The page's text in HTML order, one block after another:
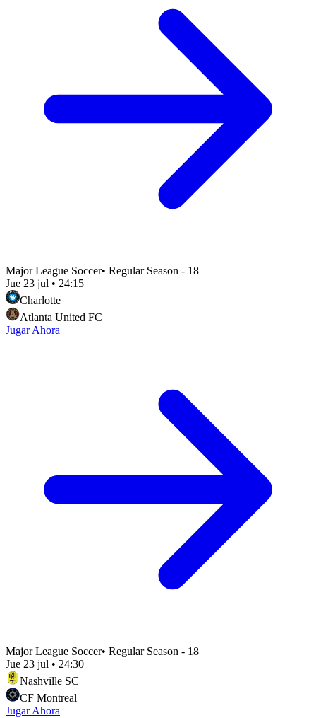
Major League Soccer• Regular Season - 18
Jue 23 jul • 24:15
Charlotte
Atlanta United FC
Jugar Ahora
Major League Soccer• Regular Season - 18
Jue 23 jul • 24:30
Nashville SC
CF Montreal
Jugar Ahora